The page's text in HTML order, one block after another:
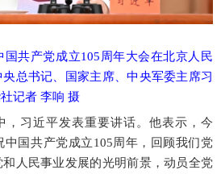
国共产党成立105周年大会在北京人民
总书记、国家主席、中央军委主席习
记者 李响 摄
，习近平发表重要讲话。他表示，今
中国共产党成立105周年，回顾我们党
人民事业发展的光明前景，动员全党